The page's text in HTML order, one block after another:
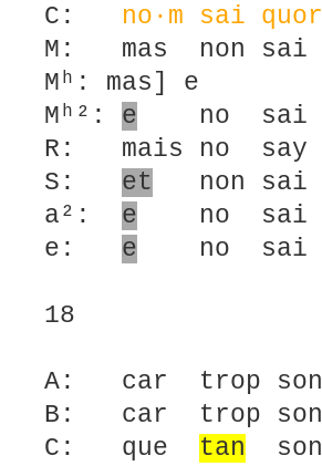
C: no·m sai
M: mas non
Mʰ: mas] e
Mʰ²: e no sai
R: mais no
S: et non
a²: e no sai
e: e no sai
18
A: car trop son
B: car trop son
C: que tan